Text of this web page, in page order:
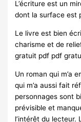
L’écriture est un
dont la surface est
Le livre est bien
charisme et de
gratuit pdf pdf
Un roman qui m’a
qui m’a aussi fait
personnages sont
prévisible et
l’intérêt du lecteur.